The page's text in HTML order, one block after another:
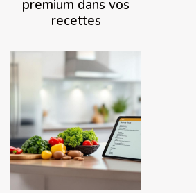
premium dans vos
recettes